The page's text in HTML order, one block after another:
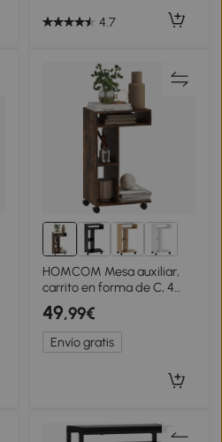
4.7
HOMCOM Mesa auxiliar,
carrito en forma de C, 4
ruedas, 3 compartimentos,
40 x 30 x 69 cm, Marrón
rústico
49,99€
Envío gratis